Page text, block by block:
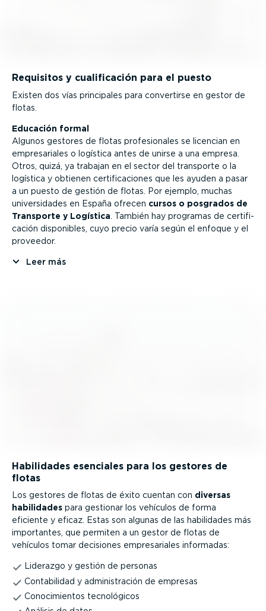
Requisitos y cuali­fi­cación para el puesto
Existen dos vías principales para convertirse en gestor de
flotas.
Educación formal
Algunos gestores de flotas profe­sio­nales se licencian en
empre­sa­riales o logística antes de unirse a una empresa.
Otros, quizá, ya trabajan en el sector del transporte o la
logística y obtienen certi­fi­ca­ciones que les ayuden a pasar
a un puesto de gestión de flotas. Por ejemplo, muchas
univer­si­dades en España ofrecen cursos o posgrados de
Transporte y Logística . También hay programas de certi­fi­
cación disponibles, cuyo precio varía según el enfoque y el
proveedor.
Leer más
Habilidades esenciales para los gestores de
flotas
Los gestores de flotas de éxito cuentan con diversas
habilidades para gestionar los vehículos de forma
eficiente y eficaz. Estas son algunas de las habilidades más
importantes, que permiten a un gestor de flotas de
vehículos tomar decisiones empre­sa­riales informadas:
Liderazgo y gestión de personas
Conta­bi­lidad y adminis­tración de empresas
Conoci­mientos tecno­ló­gicos